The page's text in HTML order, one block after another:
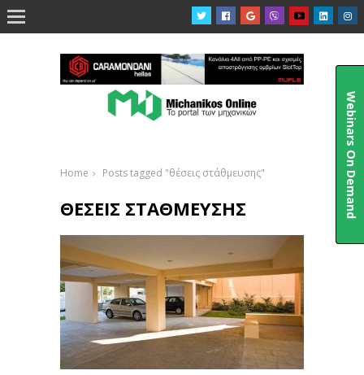

Home Posts tagged "θέσεις στάθμευσης"
ΘΈΣΕΙΣ ΣΤΆΘΜΕΥΣΗΣ Webinars On Demand